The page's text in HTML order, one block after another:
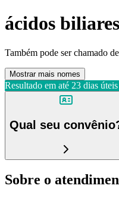
ácidos biliares
Também pode ser chamado
Mostrar mais nomes
Resultado em até 23 dias úteis
Qual seu
Sobre o